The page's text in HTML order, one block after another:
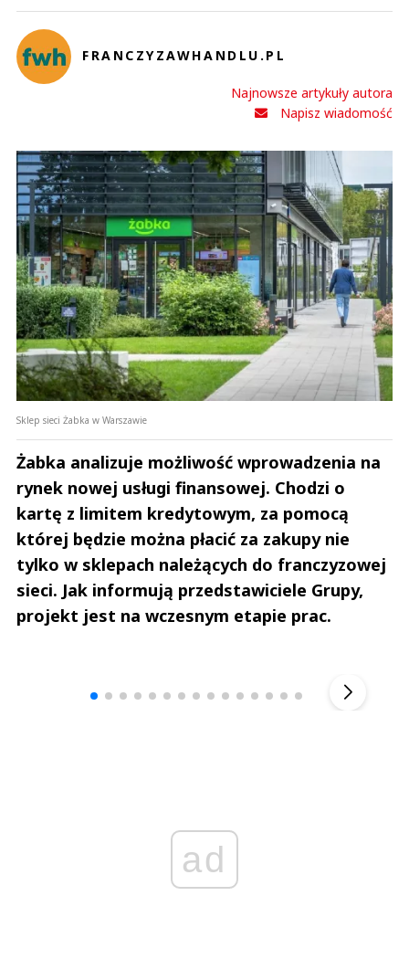
FRANCZYZAWHANDLU.PL
Najnowsze artykuły autora
Napisz wiadomość
Sklep sieci Żabka w Warszawie
Żabka analizuje możliwość wprowadzenia na
rynek nowej usługi finansowej. Chodzi o
kartę z limitem kredytowym, za pomocą
której będzie można płacić za zakupy nie
tylko w sklepach należących do franczyzowej
sieci. Jak informują przedstawiciele Grupy,
projekt jest na wczesnym etapie prac.
ad